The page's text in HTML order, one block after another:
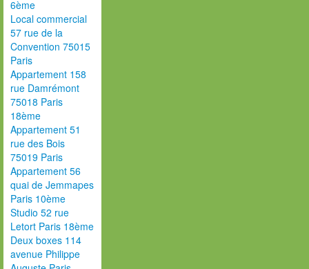
6ème
Local commercial
57 rue de la
Convention 75015
Paris
Appartement 158
rue Damrémont
75018 Paris
18ème
Appartement 51
rue des Bois
75019 Paris
Appartement 56
quai de Jemmapes
Paris 10ème
Studio 52 rue
Letort Paris 18ème
Deux boxes 114
avenue Philippe